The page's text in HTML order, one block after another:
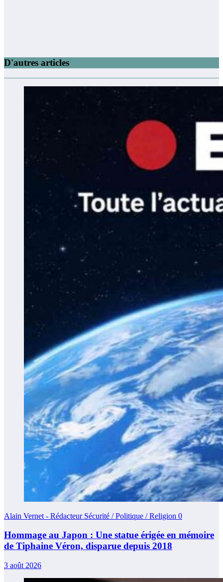
D'autres articles
Alain Vernet - Rédacteur Sécurité / Politique / Religion 0
Hommage au Japon : Une statue érigée en mémoire
de Tiphaine Véron, disparue depuis 2018
3 août 2026